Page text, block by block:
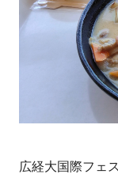
広経大国際フェ